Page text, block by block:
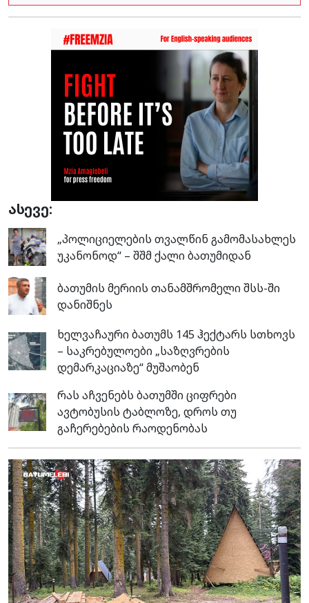
ასევე:
„პოლიციელების თვალწინ გამომასახლეს
უკანონოდ“ – შშმ ქალი ბათუმიდან
ბათუმის მერიის თანამშრომელი შსს-ში
დანიშნეს
ხელვაჩაური ბათუმს 145 ჰექტარს სთხოვს
– საკრებულოები „საზღვრების
დემარკაციაზე“ მუშაობენ
რას აჩვენებს ბათუმში ციფრები
ავტობუსის ტაბლოზე, დროს თუ
გაჩერებების რაოდენობას